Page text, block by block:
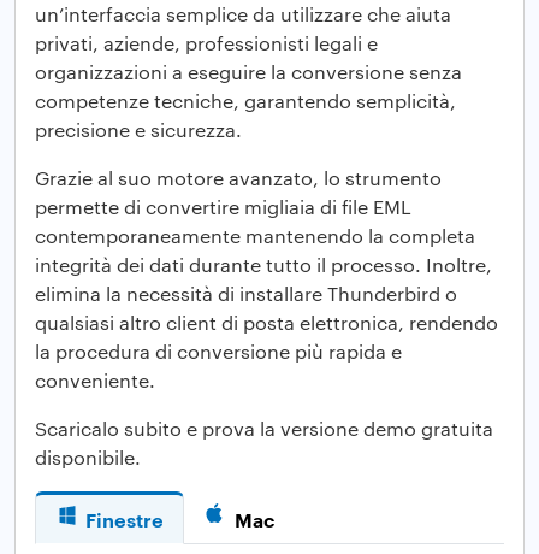
un’interfaccia semplice da utilizzare che aiuta
privati, aziende, professionisti legali e
organizzazioni a eseguire la conversione senza
competenze tecniche, garantendo semplicità,
precisione e sicurezza.
Grazie al suo motore avanzato, lo strumento
permette di convertire migliaia di file EML
contemporaneamente mantenendo la completa
integrità dei dati durante tutto il processo. Inoltre,
elimina la necessità di installare Thunderbird o
qualsiasi altro client di posta elettronica, rendendo
la procedura di conversione più rapida e
conveniente.
Scaricalo subito e prova la versione demo gratuita
disponibile.
Finestre Mac